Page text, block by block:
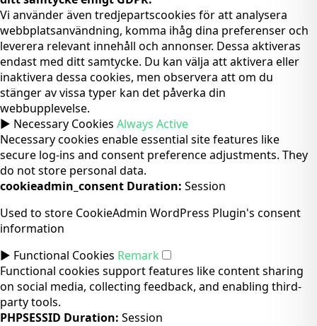
Vi använder även tredjepartscookies för att analysera
webbplatsanvändning, komma ihåg dina preferenser och
leverera relevant innehåll och annonser. Dessa aktiveras
endast med ditt samtycke. Du kan välja att aktivera eller
inaktivera dessa cookies, men observera att om du
stänger av vissa typer kan det påverka din
webbupplevelse.
► Necessary Cookies Always Active
Necessary cookies enable essential site features like
secure log-ins and consent preference adjustments. They
do not store personal data.
cookieadmin_consent Duration: Session
Used to store CookieAdmin WordPress Plugin's consent
information
► Functional Cookies Remark
Functional cookies support features like content sharing
on social media, collecting feedback, and enabling third-
party tools.
PHPSESSID Duration: Session